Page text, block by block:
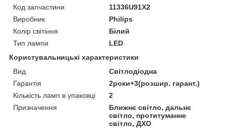
Код запчастини
11336U91X2
Виробник
Philips
Колір світіння
Білий
Тип лампи
LED
Користувальницькі характеристики
Вид
Світлодіодна
Гарантія
2роки+3(розшир. гарант.)
Кількість ламп в упаковці
2
Призначення
Ближнє світло, дальнє
світло, протитуманне
світло, ДХО